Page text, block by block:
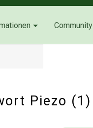
Community
Piezo (1)